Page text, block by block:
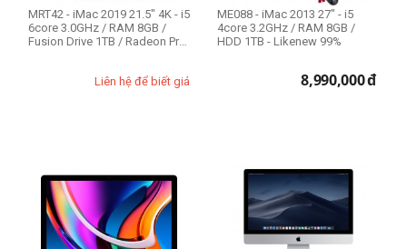
MRT42 - iMac 2019 21.5" 4K - i5
6core 3.0GHz / RAM 8GB /
Fusion Drive 1TB / Radeon Pro
Liên hệ để biết giá
ME088 - iMac 2013 27" - i5
4core 3.2GHz / RAM 8GB /
HDD 1TB - Likenew 99%
8,990,000đ